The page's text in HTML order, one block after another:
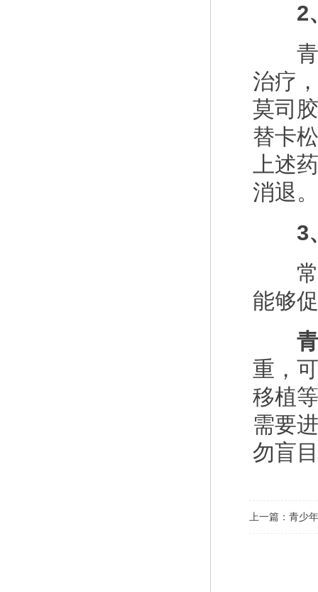
2、
青少
治疗
莫司
替卡
上述
消退。
3、
常用
能够
青
重，
移植
需要
勿盲
上一篇： 青少